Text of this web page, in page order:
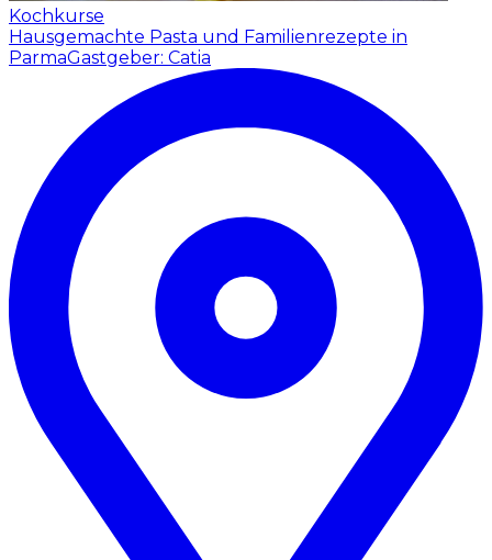
Kochkurse
Hausgemachte Pasta und Familienrezepte in
ParmaGastgeber: Catia